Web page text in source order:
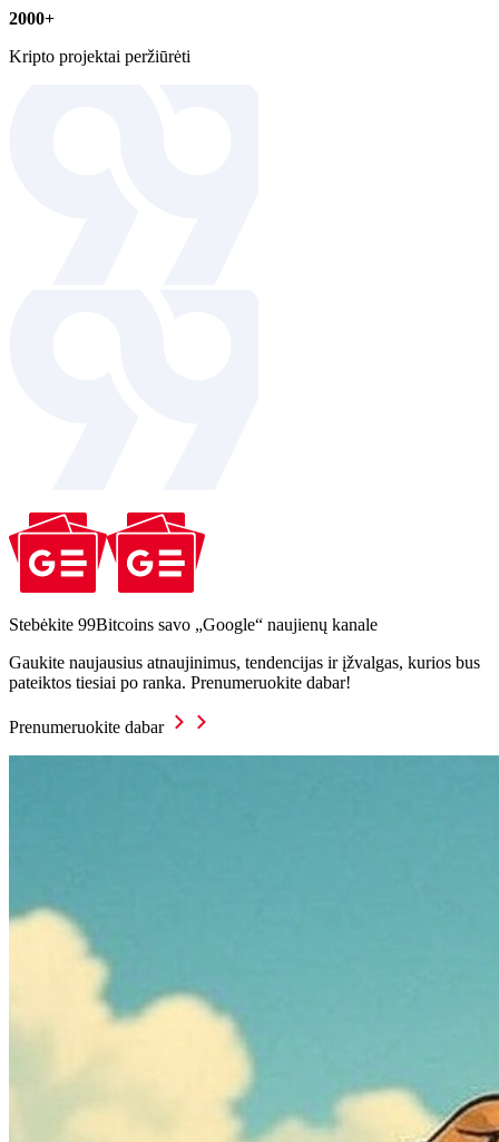
2000+
Kripto projektai peržiūrėti
Stebėkite 99Bitcoins savo „Google“ naujienų kanale
Gaukite naujausius atnaujinimus, tendencijas ir įžvalgas, kurios bus
pateiktos tiesiai po ranka. Prenumeruokite dabar!
Prenumeruokite dabar